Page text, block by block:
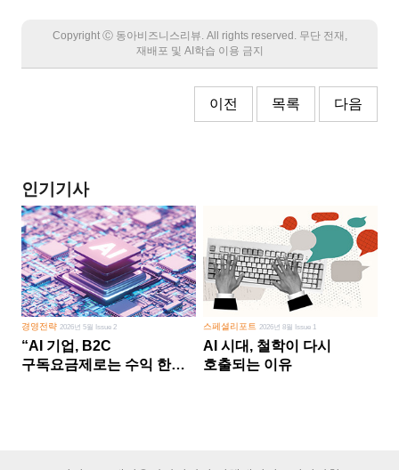
Copyright Ⓒ 동아비즈니스리뷰. All rights reserved. 무단 전재,
재배포 및 AI학습 이용 금지
이전 목록 다음
인기기사
경영전략 2026년 5월 Issue 2
“AI 기업, B2C
구독요금제로는 수익 한계
스페셜리포트 2026년 8월 Issue 1
AI 시대, 철학이 다시
호출되는 이유